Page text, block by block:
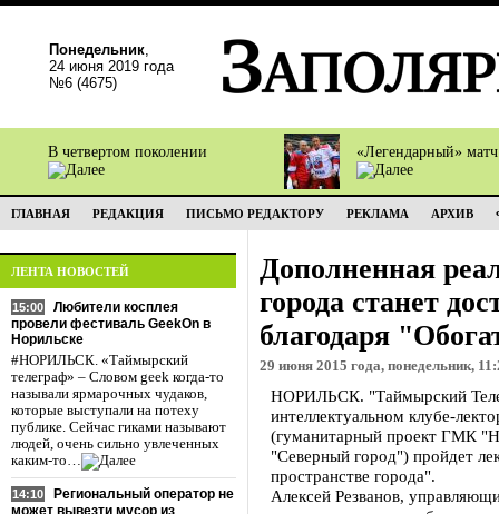
Понедельник,
24 июня 2019 года
№6 (4675)
В четвертом поколении «Легендарный»
ГЛАВНАЯ РЕДАКЦИЯ ПИСЬМО РЕДАКТОРУ РЕКЛАМА АРХИВ
ЛЕНТА НОВОСТЕЙ
15:00
Любители косплея
провели фестиваль GeekOn в
Норильске
#НОРИЛЬСК. «Таймырский
телеграф» – Словом geek когда-то
называли ярмарочных чудаков,
которые выступали на потеху
публике. Сейчас гиками называют
людей, очень сильно увлеченных
каким-то…
14:10
Региональный оператор не
может вывезти мусор из
Дополненная
города станет
благодаря
29 июня 2015 года, понедельник,
НОРИЛЬСК. "Таймырский
интеллектуальном клубе-
(гуманитарный проект ГМК
"Северный город") пройдет
пространстве города".
Алексей Резванов,